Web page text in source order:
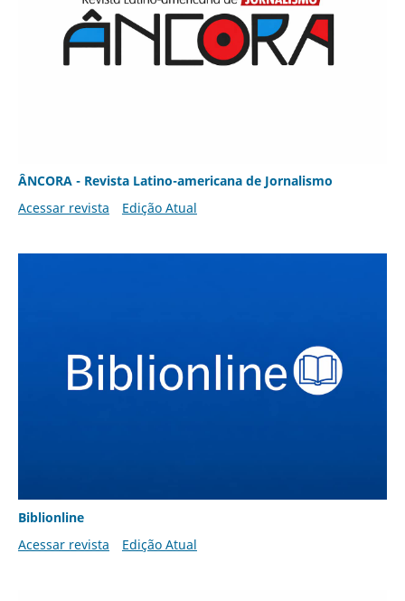
ÂNCORA - Revista Latino-americana de Jornalismo
Acessar revista
Edição Atual
Biblionline
Acessar revista
Edição Atual